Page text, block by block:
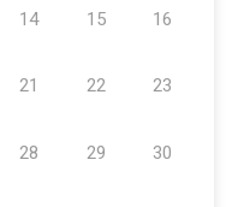
14 15 16
21 22 23
28 29 30